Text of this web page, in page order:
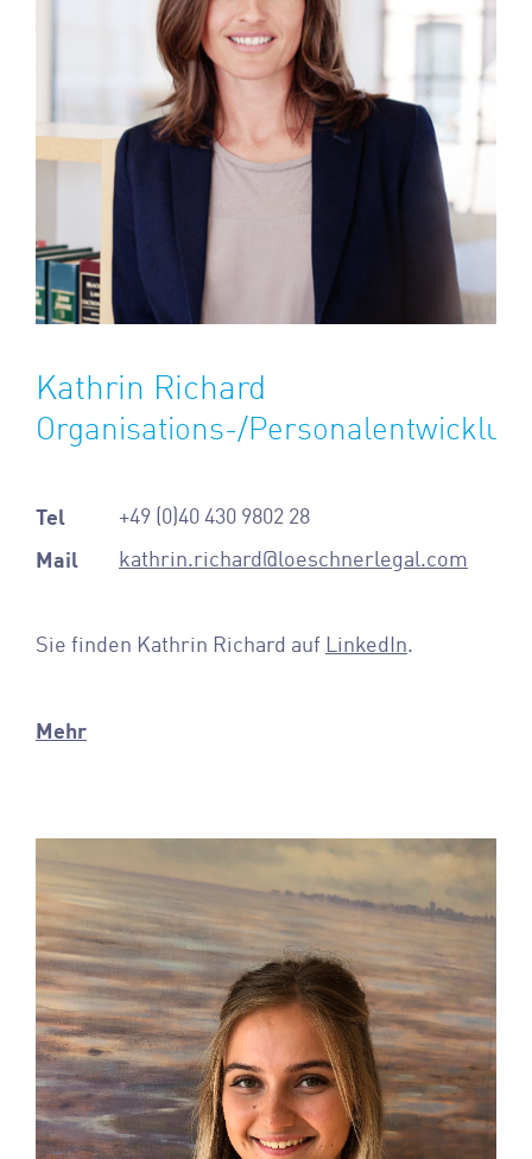
Kathrin Richard
Organisations-/
Tel
+49 (0)40 430 9802 28
Mail
kathrin.richard@loeschnerlegal.com
Sie finden Kathrin Richard auf LinkedIn.
Mehr